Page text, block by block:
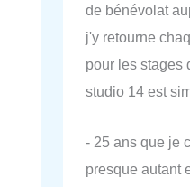
de bénévolat
j'y retourne
pour les stages
studio 14 est
- 25 ans que je
presque autant